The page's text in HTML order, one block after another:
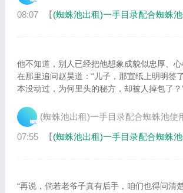
08:07
【(蜘蛛池出租)一手目录配合蜘蛛
他不知道，别人已经把他想象成貌似忠厚、
在那里追问赵昊道：“儿子，那宣纸上明明签
本没动过，为何里头的秘方，却被人掉包了？
(蜘蛛池出租)一手目录配合蜘蛛池使
07:55
【(蜘蛛池出租)一手目录配合蜘蛛
“再说，倘若老爷子真有后手，咱们也得问清